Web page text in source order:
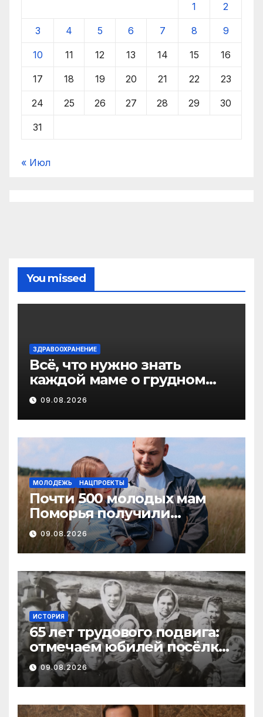
1 2
3 4 5 6 7 8 9
10 11 12 13 14 15 16
17 18 19 20 21 22 23
24 25 26 27 28 29 30
31
« Июл
You missed
ЗДРАВООХРАНЕНИЕ
Всё, что нужно знать
каждой маме о грудном
вскармливании
09.08.2026
МОЛОДЕЖЬ НАЦПРОЕКТЫ
Почти 500 молодых мам
Поморья получили
господдержку при
рождении первого ребенка
09.08.2026
ИСТОРИЯ
65 лет трудового подвига:
отмечаем юбилей посёлка
Важский в Виноградовском
округе
09.08.2026